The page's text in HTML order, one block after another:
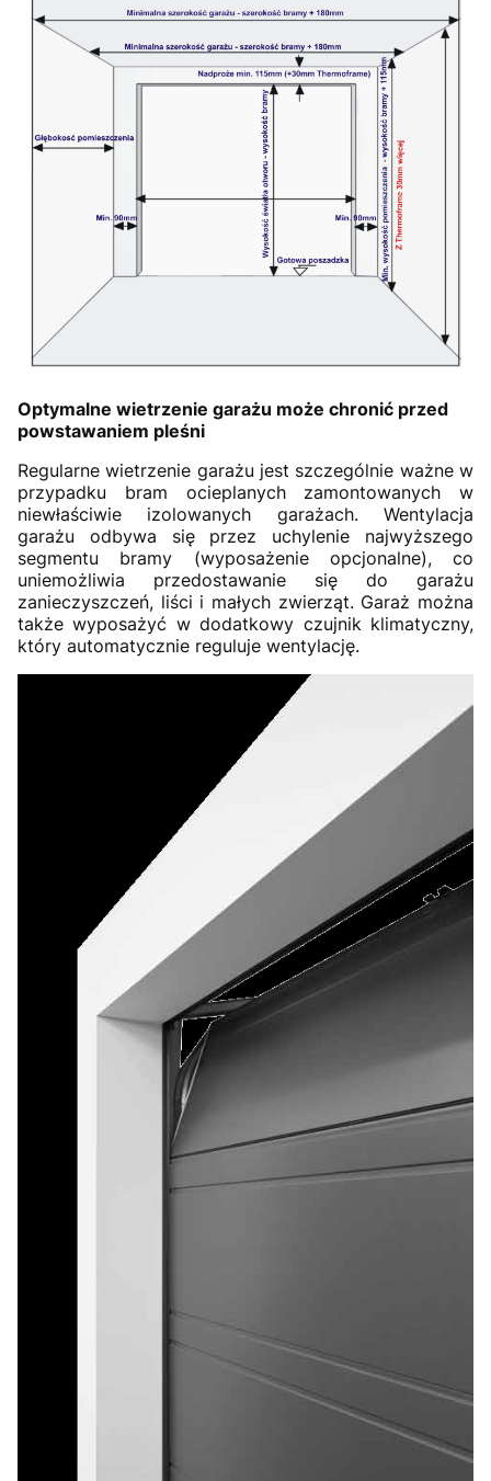
Optymalne wietrzenie garażu może chronić przed
powstawaniem pleśni
Regularne wietrzenie garażu jest szczególnie ważne w
przypadku bram ocieplanych zamontowanych w
niewłaściwie izolowanych garażach. Wentylacja
garażu odbywa się przez uchylenie najwyższego
segmentu bramy (wyposażenie opcjonalne), co
uniemożliwia przedostawanie się do garażu
zanieczyszczeń, liści i małych zwierząt. Garaż można
także wyposażyć w dodatkowy czujnik klimatyczny,
który automatycznie reguluje wentylację.